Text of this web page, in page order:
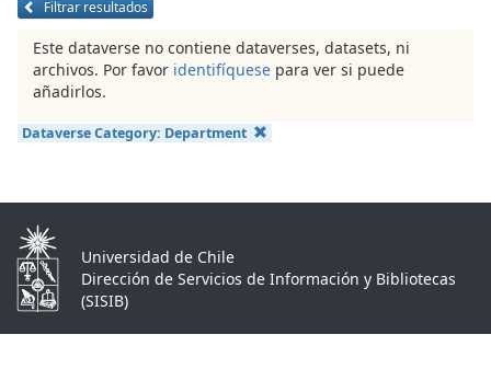
Filtrar resultados
Este dataverse no contiene dataverses, datasets, ni
archivos. Por favor identifíquese para ver si puede
añadirlos.
Dataverse Category: Department
Universidad de Chile
Dirección de Servicios de Información y Bibliotecas
(SISIB)